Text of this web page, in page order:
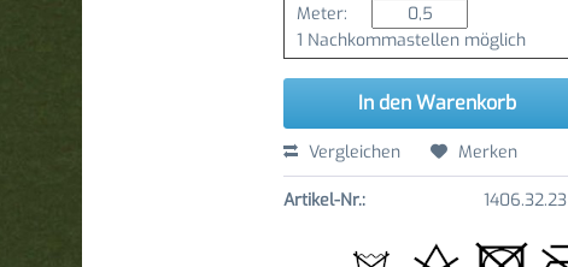
Meter:
1 Nachkommastellen möglich
In den Warenkorb
Vergleichen Merken
Artikel-Nr.: 1406.32.23